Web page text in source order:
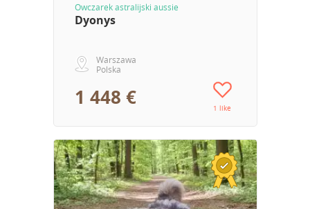
Owczarek astralijski aussie
Dyonys
Warszawa
Polska
1 448 € 1 like